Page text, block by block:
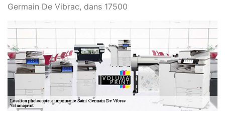
Germain De Vibrac, dans 17500